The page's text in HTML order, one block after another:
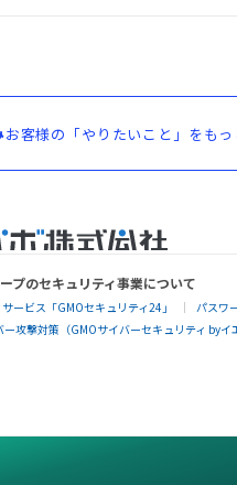
お客様の「やりたいこと」をも
プのセキュリティ事業について
ービス「GMOセキュリティ24」 パスワ
ー攻撃対策（GMOサイバーセキュリティ byイ